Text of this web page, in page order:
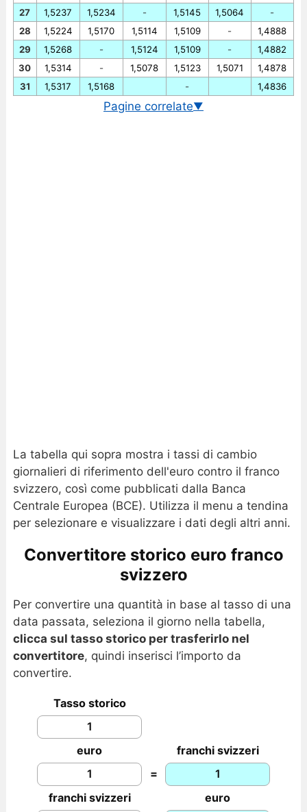
27
28
29
30
31
1,5237
1,5224
1,5268
1,5314
1,5317
1,5234
1,5170
-
-
1,5168
-
1,5114
1,5124
1,5078
1,5145
1,5109
1,5109
1,5123
-
1,5064
-
-
1,5071
-
1,4888
1,4882
1,4878
1,4836
Pagine correlate▼
La tabella qui sopra mostra i tassi di cambio
giornalieri di riferimento dell'euro contro il franco
svizzero, così come pubblicati dalla Banca
Centrale Europea (BCE). Utilizza il menu a tendina
per selezionare e visualizzare i dati degli altri anni.
Convertitore storico euro franco
svizzero
Per convertire una quantità in base al tasso di una
data passata, seleziona il giorno nella tabella,
clicca sul tasso storico per trasferirlo nel
convertitore, quindi inserisci l’importo da
convertire.
Tasso storico
euro
franchi svizzeri
=
franchi svizzeri
euro